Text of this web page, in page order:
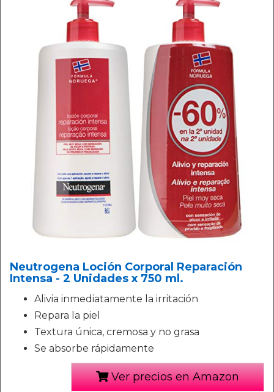
Neutrogena Loción Corporal Reparación
Intensa - 2 Unidades x 750 ml.
Alivia inmediatamente la irritación
Repara la piel
Textura única, cremosa y no grasa
Se absorbe rápidamente
Ver precios en Amazon